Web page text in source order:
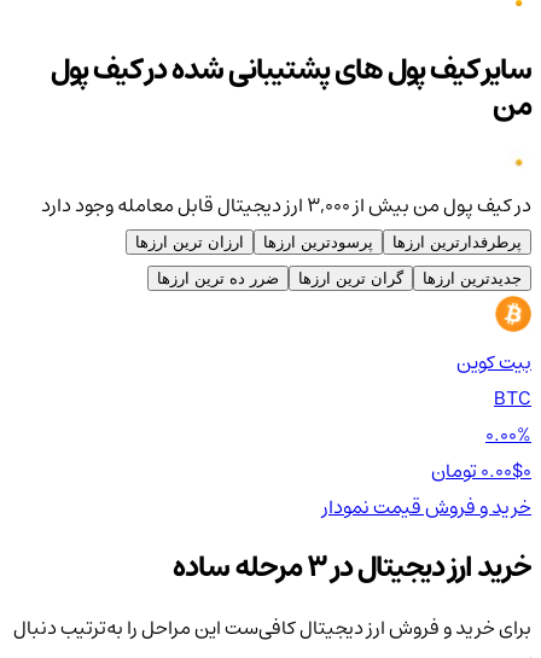
سایر کیف پول های پشتیبانی شده در کیف پول
من
در کیف پول من بیش از ۳,۰۰۰ ارز دیجیتال قابل معامله وجود دارد
پرطرفدارترین ارزها پرسودترین ارزها
ارزان ترین ارزها
جدیدترین ارزها
گران ترین ارزها ضرر ده ترین ارزها
بیت کوین
BTC
0.00%
0.00$
خرید و فروشقیمتنمودار
خرید ارز دیجیتال در 3 مرحله ساده
برای خرید و فروش ارز دیجیتال کافی‌ست این مراحل را به‌ترتیب دنبال